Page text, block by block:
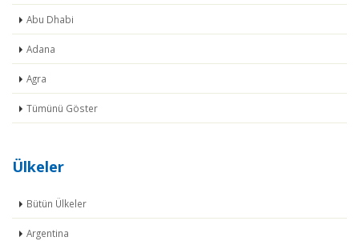
Abu Dhabi
Adana
Agra
Tümünü Göster
Ülkeler
Bütün Ülkeler
Argentina